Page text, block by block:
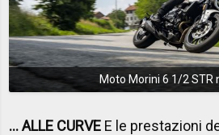
Moto Morini 6 1/2 STR
... ALLE CURVE E le prestazioni